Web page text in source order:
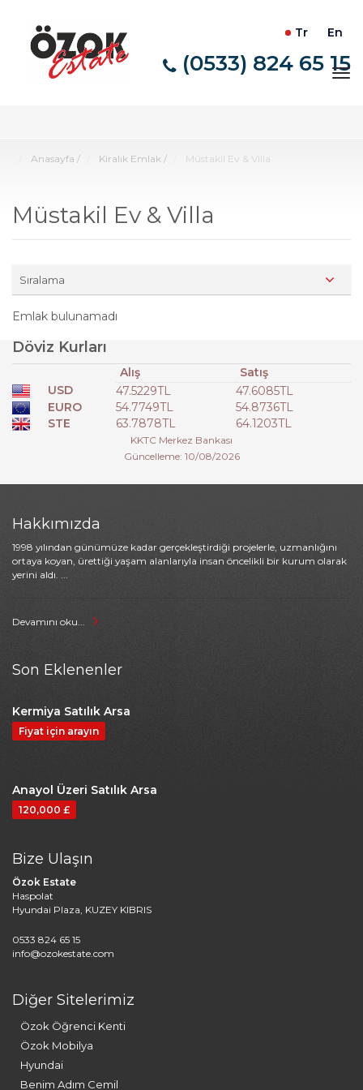
Tr En
(0533) 824 65 15
Anasayfa / Kiralık Emlak / Müstakil Ev & Villa
Müstakil Ev & Villa
Sıralama
Emlak bulunamadı
Döviz Kurları
Alış
Satış
USD
47.5229TL
47.6085TL
EURO
54.7749TL
54.8736TL
STE
63.7878TL 64.1203TL
KKTC Merkez Bankası
Güncelleme: 10/08/2026
Hakkımızda
1998 yılından günümüze kadar gerçekleştirdiği projelerle, uzmanlığını
ortaya koyan, ürettiği yaşam alanlarıyla insan öncelikli bir kurum olarak
yerini aldı. ...
Devamını oku...
Son Eklenenler
Kermiya Satılık Arsa
Fiyat için arayın
Anayol Üzeri Satılık Arsa
120,000 £
Bize Ulaşın
Özok Estate
Haspolat
Hyundai Plaza, KUZEY KIBRIS
0533 824 65 15
info@ozokestate.com
Diğer Sitelerimiz
Özok Öğrenci Kenti
Özok Mobilya
Hyundai
Benim Adım Cemil